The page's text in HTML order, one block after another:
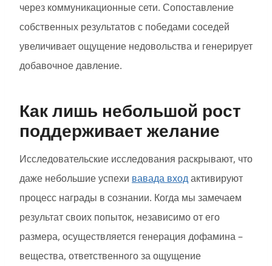
через коммуникационные сети. Сопоставление
собственных результатов с победами соседей
увеличивает ощущение недовольства и генерирует
добавочное давление.
Как лишь небольшой рост
поддерживает желание
Исследовательские исследования раскрывают, что
даже небольшие успехи вавада входактивируют
процесс награды в сознании. Когда мы замечаем
результат своих попыток, независимо от его
размера, осуществляется генерация дофамина –
вещества, ответственного за ощущение